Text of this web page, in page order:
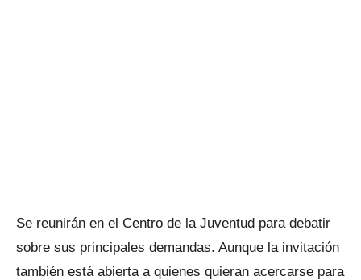
Se reunirán en el Centro de la Juventud para debatir
sobre sus principales demandas. Aunque la invitación
también está abierta a quienes quieran acercarse para